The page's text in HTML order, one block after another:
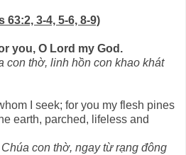
63:2, 3-4, 5-6, 8-9)
you, O Lord my God.
con thờ, linh hồn con khao khát
I seek; for you my flesh pines
earth, parched, lifeless and
con thờ, ngay từ rạng đông